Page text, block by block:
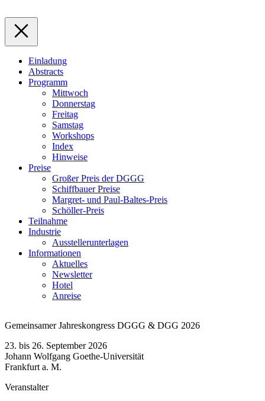
Einladung
Abstracts
Programm
Mittwoch
Donnerstag
Freitag
Samstag
Workshops
Index
Hinweise
Preise
Großer Preis der DGGG
Schiffbauer Preise
Margret- und Paul-Baltes-Preis
Schöller-Preis
Teilnahme
Industrie
Ausstellerunterlagen
Informationen
Aktuelles
Newsletter
Hotel
Anreise
Gemeinsamer Jahreskongress DGGG & DGG 2026
23. bis 26. September 2026
Johann Wolfgang Goethe-Universität
Frankfurt a. M.
Veranstalter